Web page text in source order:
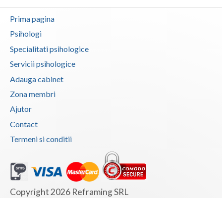
Prima pagina
Psihologi
Specialitati psihologice
Servicii psihologice
Adauga cabinet
Zona membri
Ajutor
Contact
Termeni si conditii
Copyright 2026 Reframing SRL